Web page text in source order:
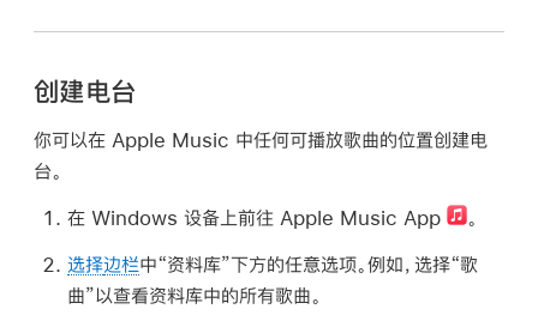
创建电台
你可以在 Apple Music 中任何可播放歌曲的位置创建电
台。
在 Windows 设备上前往 Apple Music App 。
选择边栏中“资料库”下方的任意选项。例如，选择“歌
曲”以查看资料库中的所有歌曲。